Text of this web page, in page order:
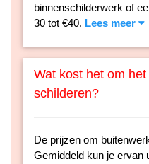
binnenschilderwerk of
30 tot €40. Lees meer
Wat kost het om
schilderen?
De prijzen om
Gemiddeld kun je ervan